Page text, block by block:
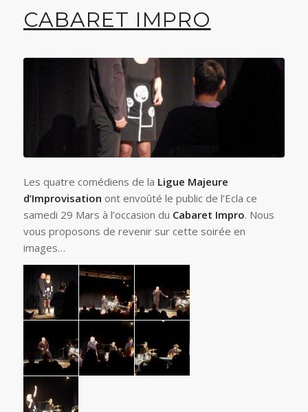
CABARET IMPRO
Les quatre comédiens de la Ligue Majeure
d’Improvisation ont envoûté le public de l’Ecla ce
samedi 29 Mars à l’occasion du Cabaret Impro. Nous
vous proposons de revenir sur cette soirée en
images…